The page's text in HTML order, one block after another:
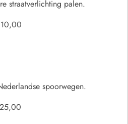
straatverlichting palen.
spoorwegen.